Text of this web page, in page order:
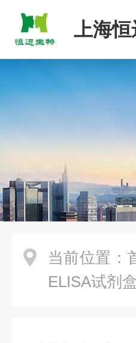
上海
当前位置：
ELISA试剂